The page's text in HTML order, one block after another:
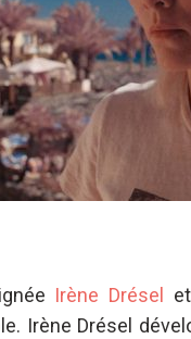
Irène Drésel et
Irène Drésel